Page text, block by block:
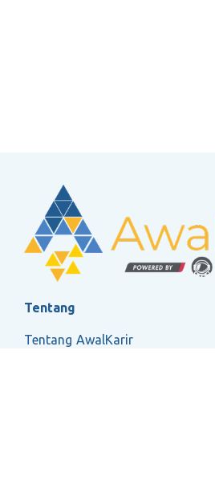
Tentang
Tentang AwalKarir